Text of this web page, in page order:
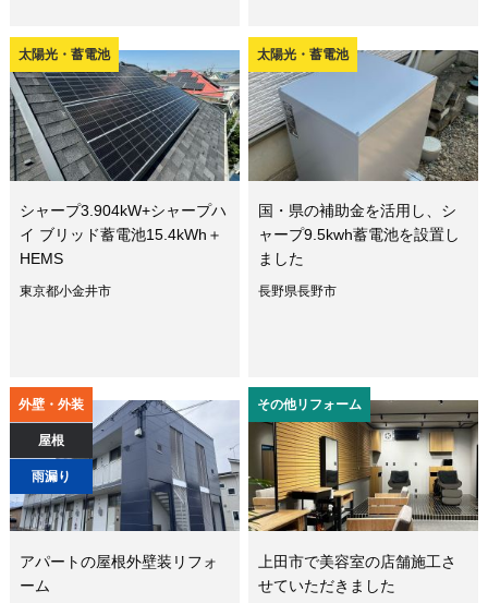
太陽光・蓄電池
シャープ3.904kW+シャープハ
イ ブリッド蓄電池15.4kWh＋
HEMS
東京都小金井市
太陽光・蓄電池
国・県の補助金を活用し、シ
ャープ9.5kwh蓄電池を設置し
ました
長野県長野市
外壁・外装
屋根
雨漏り
アパートの屋根外壁装リフォ
ーム
その他リフォーム
上田市で美容室の店舗施工さ
せていただきました